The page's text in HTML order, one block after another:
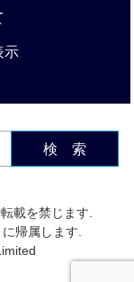
示
検 索
載を禁じます.
に帰属します.